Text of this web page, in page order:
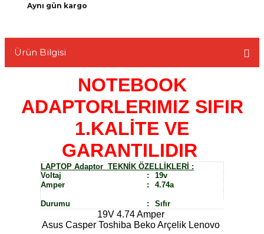
Aynı gün kargo
Ürün Bilgisi
NOTEBOOK
ADAPTORLERIMIZ SIFIR
1.KALİTE VE
GARANTILIDIR
LAPTOP Adaptor TEKNİK ÖZELLİKLERİ :
Voltaj
:
19v
Amper
: 4.74a
Durumu : Sıfır
19V 4.74 Amper
Asus Casper Toshiba Beko Arçelik Lenovo